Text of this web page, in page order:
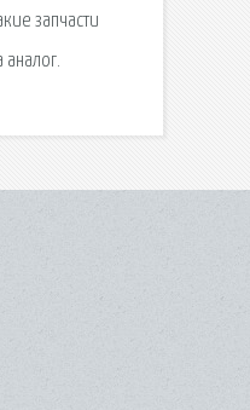
запчасти